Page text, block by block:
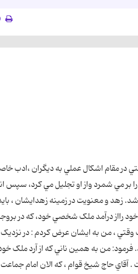
در مقام اشکال عملي به ديگران ،ادب
مي شمرد واز او تجليل مي کرد، سپس
شد. زهد و معنويت در زمينه زهدايشان ،
رااز درآمد ملک شخصي خود، که در
، من به ايشان عرض کردم : در نزديک
من به همين ناني که از آرد ملک
آقاي حاج شيخ قوام ، که الان امام